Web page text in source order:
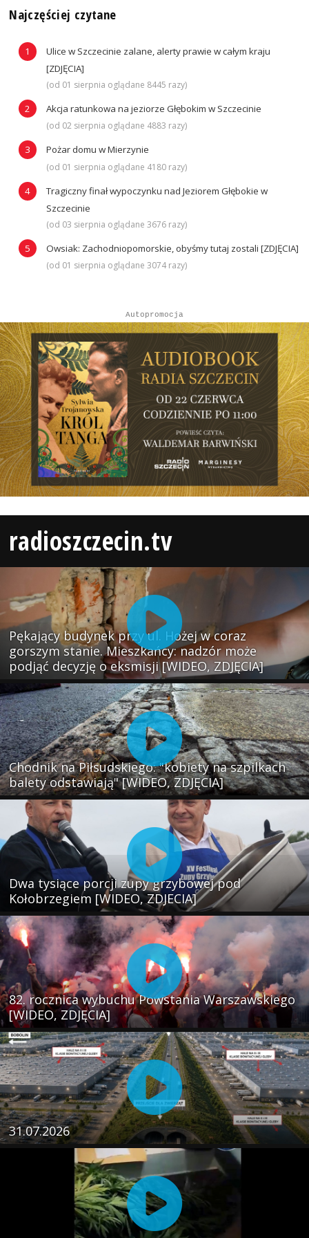
Najczęściej czytane
Ulice w Szczecinie zalane, alerty prawie w całym kraju
[ZDJĘCIA]
(od 01 sierpnia oglądane 8445 razy)
Akcja ratunkowa na jeziorze Głębokim w Szczecinie
(od 02 sierpnia oglądane 4883 razy)
Pożar domu w Mierzynie
(od 01 sierpnia oglądane 4180 razy)
Tragiczny finał wypoczynku nad Jeziorem Głębokie w
Szczecinie
(od 03 sierpnia oglądane 3676 razy)
Owsiak: Zachodniopomorskie, obyśmy tutaj zostali [ZDJĘCIA]
(od 01 sierpnia oglądane 3074 razy)
Autopromocja
radioszczecin.tv
Pękający budynek przy ul. Hożej w coraz
gorszym stanie. Mieszkańcy: nadzór może
podjąć decyzję o eksmisji [WIDEO, ZDJĘCIA]
Chodnik na Piłsudskiego: "kobiety na szpilkach
balety odstawiają" [WIDEO, ZDJĘCIA]
Dwa tysiące porcji zupy grzybowej pod
Kołobrzegiem [WIDEO, ZDJECIA]
82. rocznica wybuchu Powstania Warszawskiego
[WIDEO, ZDJĘCIA]
31.07.2026